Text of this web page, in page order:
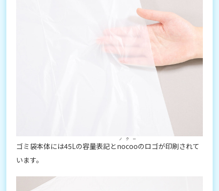
ゴミ袋本体には45Lの容量表記とnocoo
ノクー
のロゴが印刷されて
います。